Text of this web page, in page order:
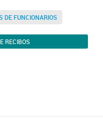
DE FUNCIONARIOS
RECIBOS